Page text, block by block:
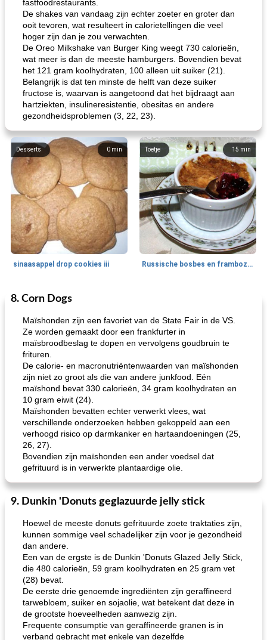
fastfoodrestaurants.
De shakes van vandaag zijn echter zoeter en groter dan
ooit tevoren, wat resulteert in calorietellingen die veel
hoger zijn dan je zou verwachten.
De Oreo Milkshake van Burger King weegt 730 calorieën,
wat meer is dan de meeste hamburgers. Bovendien bevat
het 121 gram koolhydraten, 100 alleen uit suiker (21).
Belangrijk is dat ten minste de helft van deze suiker
fructose is, waarvan is aangetoond dat het bijdraagt ​​aan
hartziekten, insulineresistentie, obesitas en andere
gezondheidsproblemen (3, 22, 23).
0 min
Desserts
sinaasappel drop cookies iii
15 min
Toetje
Russische bosbes en frambozenpudding
Ontbijt
loco mokka havermout rustieke dorpspizza
8. Corn Dogs
Maïshonden zijn een favoriet van de State Fair in de VS.
Ze worden gemaakt door een frankfurter in
maïsbroodbeslag te dopen en vervolgens goudbruin te
frituren.
De calorie- en macronutriëntenwaarden van maïshonden
zijn niet zo groot als die van andere junkfood. Eén
maïshond bevat 330 calorieën, 34 gram koolhydraten en
10 gram eiwit (24).
Maïshonden bevatten echter verwerkt vlees, wat
verschillende onderzoeken hebben gekoppeld aan een
verhoogd risico op darmkanker en hartaandoeningen (25,
26, 27).
Bovendien zijn maïshonden een ander voedsel dat
gefrituurd is in verwerkte plantaardige olie.
9. Dunkin 'Donuts geglazuurde jelly stick
Hoewel de meeste donuts gefrituurde zoete traktaties zijn,
kunnen sommige veel schadelijker zijn voor je gezondheid
dan andere.
Een van de ergste is de Dunkin 'Donuts Glazed Jelly Stick,
die 480 calorieën, 59 gram koolhydraten en 25 gram vet
(28) bevat.
De eerste drie genoemde ingrediënten zijn geraffineerd
tarwebloem, suiker en sojaolie, wat betekent dat deze in
de grootste hoeveelheden aanwezig zijn.
Frequente consumptie van geraffineerde granen is in
verband gebracht met enkele van dezelfde